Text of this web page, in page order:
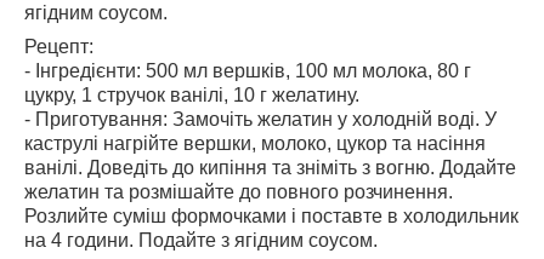
ягідним соусом.
Рецепт:
- Інгредієнти: 500 мл вершків, 100 мл молока, 80 г
цукру, 1 стручок ванілі, 10 г желатину.
- Приготування: Замочіть желатин у холодній воді. У
каструлі нагрійте вершки, молоко, цукор та насіння
ванілі. Доведіть до кипіння та зніміть з вогню. Додайте
желатин та розмішайте до повного розчинення.
Розлийте суміш формочками і поставте в холодильник
на 4 години. Подайте з ягідним соусом.